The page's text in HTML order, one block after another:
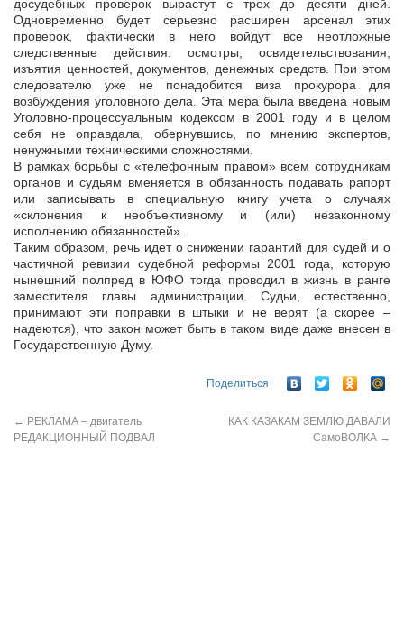
досудебных проверок вырастут с трех до десяти дней.
Одновременно будет серьезно расширен арсенал этих
проверок, фактически в него войдут все неотложные
следственные действия: осмотры, освидетельствования,
изъятия ценностей, документов, денежных средств. При этом
следователю уже не понадобится виза прокурора для
возбуждения уголовного дела. Эта мера была введена новым
Уголовно-процессуальным кодексом в 2001 году и в целом
себя не оправдала, обернувшись, по мнению экспертов,
ненужными техническими сложностями.
В рамках борьбы с «телефонным правом» всем сотрудникам
органов и судьям вменяется в обязанность подавать рапорт
или записывать в специальную книгу учета о случаях
«склонения к необъективному и (или) незаконному
исполнению обязанностей».
Таким образом, речь идет о снижении гарантий для судей и о
частичной ревизии судебной реформы 2001 года, которую
нынешний полпред в ЮФО тогда проводил в жизнь в ранге
заместителя главы администрации. Судьи, естественно,
принимают эти поправки в штыки и не верят (а скорее –
надеются), что закон может быть в таком виде даже внесен в
Государственную Думу.
Поделиться
← РЕКЛАМА – двигатель
РЕДАКЦИОННЫЙ ПОДВАЛ
КАК КАЗАКАМ ЗЕМЛЮ ДАВАЛИ
СамоВОЛКА →